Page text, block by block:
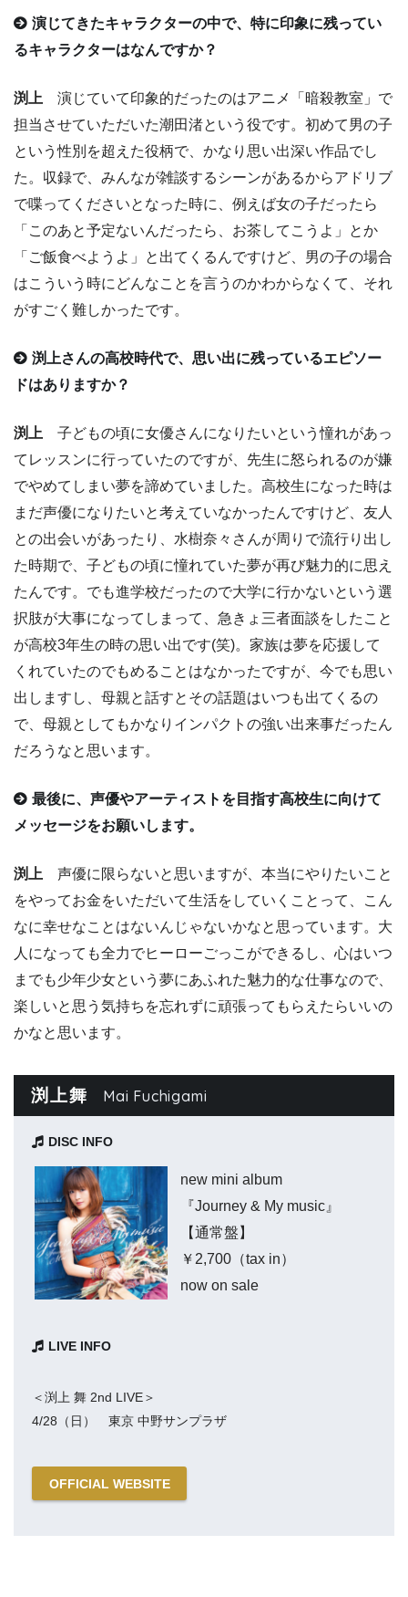
演じてきたキャラクターの中で、特に印象に残ってい
るキャラクターはなんですか？
渕上 演じていて印象的だったのはアニメ「暗殺教室」で
担当させていただいた潮田渚という役です。初めて男の子
という性別を超えた役柄で、かなり思い出深い作品でし
た。収録で、みんなが雑談するシーンがあるからアドリブ
で喋ってくださいとなった時に、例えば女の子だったら
「このあと予定ないんだったら、お茶してこうよ」とか
「ご飯食べようよ」と出てくるんですけど、男の子の場合
はこういう時にどんなことを言うのかわからなくて、それ
がすごく難しかったです。
渕上さんの高校時代で、思い出に残っているエピソー
ドはありますか？
渕上 子どもの頃に女優さんになりたいという憧れがあっ
てレッスンに行っていたのですが、先生に怒られるのが嫌
でやめてしまい夢を諦めていました。高校生になった時は
まだ声優になりたいと考えていなかったんですけど、友人
との出会いがあったり、水樹奈々さんが周りで流行り出し
た時期で、子どもの頃に憧れていた夢が再び魅力的に思え
たんです。でも進学校だったので大学に行かないという選
択肢が大事になってしまって、急きょ三者面談をしたこと
が高校3年生の時の思い出です(笑)。家族は夢を応援して
くれていたのでもめることはなかったですが、今でも思い
出しますし、母親と話すとその話題はいつも出てくるの
で、母親としてもかなりインパクトの強い出来事だったん
だろうなと思います。
最後に、声優やアーティストを目指す高校生に向けて
メッセージをお願いします。
渕上 声優に限らないと思いますが、本当にやりたいこと
をやってお金をいただいて生活をしていくことって、こん
なに幸せなことはないんじゃないかなと思っています。大
人になっても全力でヒーローごっこができるし、心はいつ
までも少年少女という夢にあふれた魅力的な仕事なので、
楽しいと思う気持ちを忘れずに頑張ってもらえたらいいの
かなと思います。
渕上舞 Mai Fuchigami
DISC INFO
new mini album
『Journey & My music』
【通常盤】
￥2,700（tax in）
now on sale
LIVE INFO
＜渕上 舞 2nd LIVE＞
4/28（日） 東京 中野サンプラザ
OFFICIAL WEBSITE